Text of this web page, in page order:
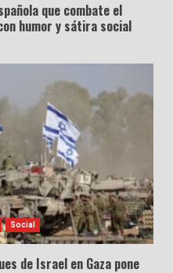
que combate el
humor y sátira social
Social
de Israel en Gaza pone